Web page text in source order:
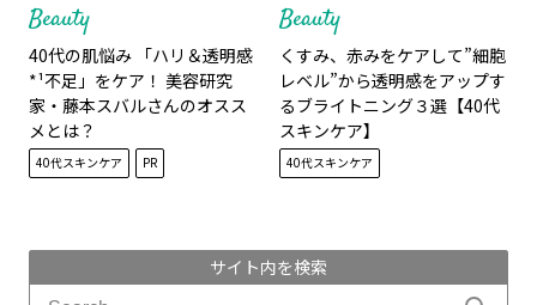
Beauty
40代の肌悩み 「ハリ＆透明感
*¹不足」をケア！ 美容研究
家・藤本スバルさんのオスス
メとは？
40代スキンケア PR
Beauty
くすみ、赤みをケアして”細胞
レベル”から透明感をアップす
るブライトニング３選【40代
スキンケア】
40代スキンケア
サイト内を検索